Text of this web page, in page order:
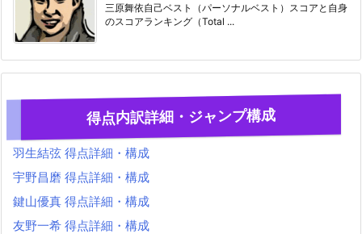
三原舞依自己ベスト（パーソナルベスト）スコアと自身
のスコアランキング（Total ...
得点内訳詳細・ジャンプ構成
羽生結弦 得点詳細・構成
宇野昌磨 得点詳細・構成
鍵山優真 得点詳細・構成
友野一希 得点詳細・構成